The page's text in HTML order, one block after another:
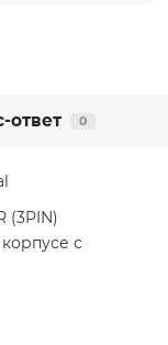
ответ 0
(3PIN)
с